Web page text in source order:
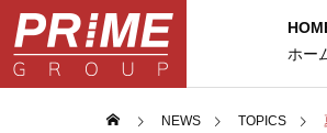
ホー
NEWS TOPICS